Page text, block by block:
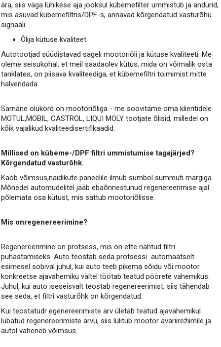
ära, siis väga lühikese aja jooksul kübemefilter ummistub ja andurid,
mis asuvad kübemefiltris/DPF-s, annavad kõrgendatud vasturõhu
signaali
Õlija kütuse kvaliteet
Autotootjad süüdistavad sageli mootoriõli ja kütuse kvaliteeti. Me
oleme seisukohal, et meil saadaolev kütus, mida on võimalik osta
tanklates, on piisava kvaliteediga, et kübemefiltri toimimist mitte
halvendada.
Sarnane olukord on mootoriõliga - me soovitame oma klientidele
MOTUL,MOBIL, CASTROL, LIQUI MOLY tootjate õlisid, milledel on
kõik vajalikud kvaliteedisertifikaadid.
Millised on kübeme-/DPF filtri ummistumise tagajärjed?
Kõrgendatud vasturõhk.
Kaob võimsus,näidikute paneelile ilmub sümbol summuti märgiga.
Mõnedel automudelitel jääb ebaõnnestunud regenereerimise ajal
põlemata osa kütust, mis sattub mootoriõlisse.
Mis onregenereerimine?
Regenereerimine on protsess, mis on ette nähtud filtri
puhastamiseks. Auto teostab seda protsessi automaatselt
esimesel sobival juhul, kui auto teeb pikema sõidu või mootor
konkreetse ajavahemiku vältel töötab teatud pöörete vahemikus.
Juhul, kui auto iseseisvalt teostab regenereerimist, siis tähendab
see seda, et filtri vasturõhk on kõrgendatud.
Kui teostatudr egenereerimiste arv ületab teatud ajavahemikul
lubatud regenereerimiste arvu, siis lülitub mootor avariirežiimile ja
autol väheneb võimsus.